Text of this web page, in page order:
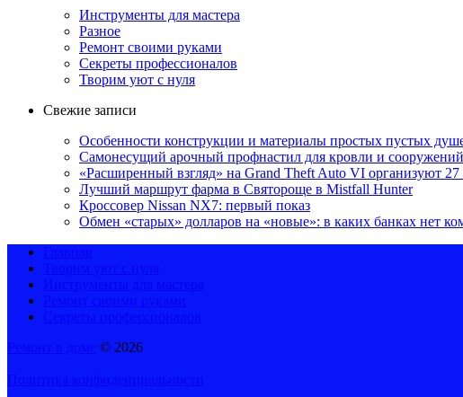
Инструменты для мастера
Разное
Ремонт своими руками
Секреты профессионалов
Творим уют с нуля
Свежие записи
Особенности конструкции и материалы простых пустых
Самонесущий арочный профнастил для кровли и сооружений
«Расширенный взгляд» на Grand Theft Auto VI организуют 27
Лучший маршрут фарма в Святороще в Mistfall Hunter
Кроссовер Nissan NX7: первый показ
Обмен «старых» долларов на «новые»: в каких банках нет
© 2026